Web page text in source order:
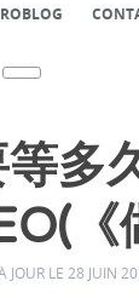
多
JOUR LE 28 JUIN